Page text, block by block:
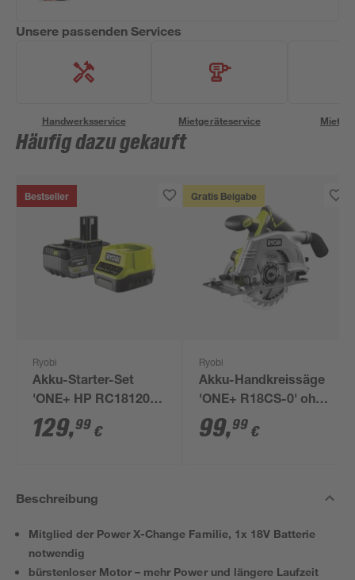
Unsere passenden Services
Handwerksservice Mietgeräteservice
Häufig dazu gekauft
Bestseller
Ryobi
Akku-Starter-Set
'ONE+ HP RC18120-
150X' 18 V 5,0 Ah mit
Akku und Ladegerät
129,99 €
Gratis Beigabe
Ryobi
Akku-Handkreissäge
'ONE+ R18CS-0' ohne
Akku, Ø 165 mm
99,99 €
Beschreibung
Mitglied der Power X-Change Familie, 1x 18V Batterie
notwendig
bürstenloser Motor – mehr Power und längere Laufzeit